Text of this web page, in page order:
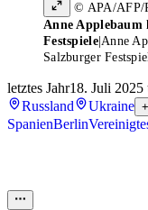
© APA/AFP/
Anne Applebaum
Festspiele|Anne
Salzburger
letztes Jahr18. Juli 2025
Russland
Ukraine
SpanienBerlin